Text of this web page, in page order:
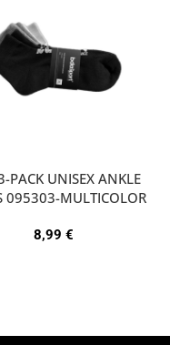
PACK UNISEX ANKLE
095303-MULTICOLOR
8,99 €